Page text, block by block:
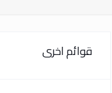
قوائم اخرى